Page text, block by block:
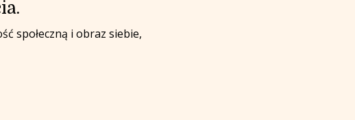
społeczną i obraz siebie,